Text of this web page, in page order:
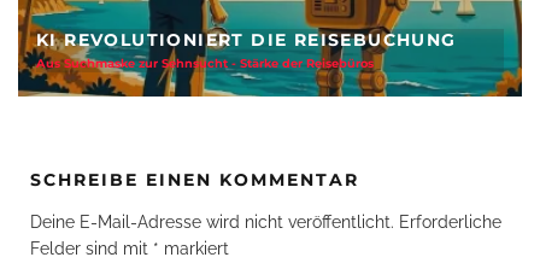
KI REVOLUTIONIERT DIE REISEBUCHUNG
Aus Suchmaske zur Sehnsucht - Stärke der Reisebüros
SCHREIBE EINEN KOMMENTAR
Deine E-Mail-Adresse wird nicht veröffentlicht. Erforderliche
Felder sind mit * markiert